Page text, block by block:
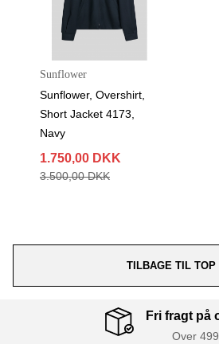
Sunflower
Sunflower, Overshirt,
Short Jacket 4173,
Navy
1.750,00 DKK
3.500,00 DKK
TILBAGE TIL TOP
Fri fragt på
Over